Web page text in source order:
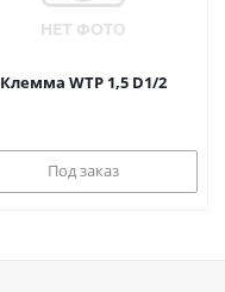
Клемма WTP 1,5 D1/2
Под заказ